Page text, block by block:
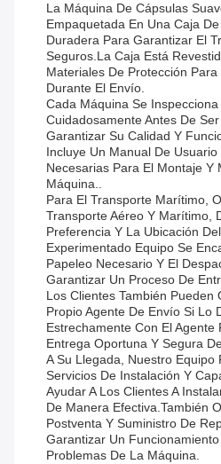
La Máquina De Cápsulas
Empaquetada En Una Caja
Duradera Para Garantizar El
Seguros.La Caja Está
Materiales De Protección
Durante El Envío.
Cada Máquina Se
Cuidadosamente Antes De
Garantizar Su Calidad Y
Incluye Un Manual De
Necesarias Para El Montaje Y
Máquina..
Para El Transporte Marítimo,
Transporte Aéreo Y Marítimo,
Preferencia Y La Ubicación
Experimentado Equipo Se
Papeleo Necesario Y El
Garantizar Un Proceso De
Los Clientes También Pueden
Propio Agente De Envío Si Lo
Estrechamente Con El Agente
Entrega Oportuna Y Segura
A Su Llegada, Nuestro Equipo
Servicios De Instalación Y
Ayudar A Los Clientes A
De Manera Efectiva.También
Postventa Y Suministro De
Garantizar Un
Problemas De La Máquina.